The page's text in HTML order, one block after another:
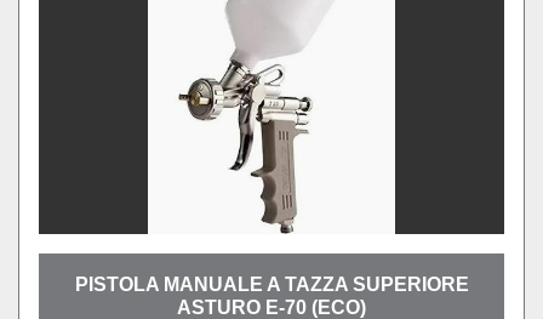
PISTOLA MANUALE A TAZZA SUPERIORE
ASTURO E-70 (ECO)